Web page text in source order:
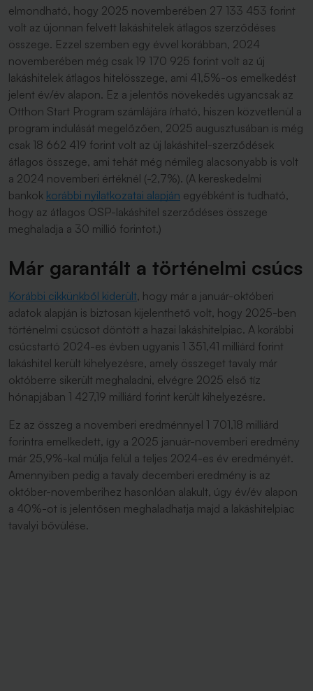
elmondható, hogy 2025 novemberében 27 133 453 forint
volt az újonnan felvett lakáshitelek átlagos szerződéses
összege. Ezzel szemben egy évvel korábban, 2024
novemberében még csak 19 170 925 forint volt az új
lakáshitelek átlagos hitelösszege, ami 41,5%-os emelkedést
jelent év/év alapon. Ez a jelentős növekedés ugyancsak az
Otthon Start Program számlájára írható, hiszen közvetlenül a
program indulását megelőzően, 2025 augusztusában is még
csak 18 662 419 forint volt az új lakáshitel-szerződések
átlagos összege, ami tehát még némileg alacsonyabb is volt
a 2024 novemberi értéknél (-2,7%). (A kereskedelmi
bankok korábbi nyilatkozatai alapján egyébként is tudható,
hogy az átlagos OSP-lakáshitel szerződéses összege
meghaladja a 30 millió forintot.)
Már garantált a történelmi csúcs
Korábbi cikkünkből kiderült, hogy már a január-októberi
adatok alapján is biztosan kijelenthető volt, hogy 2025-ben
történelmi csúcsot döntött a hazai lakáshitelpiac. A korábbi
csúcstartó 2024-es évben ugyanis 1 351,41 milliárd forint
lakáshitel került kihelyezésre, amely összeget tavaly már
októberre sikerült meghaladni, elvégre 2025 első tíz
hónapjában 1 427,19 milliárd forint került kihelyezésre.
Ez az összeg a novemberi eredménnyel 1 701,18 milliárd
forintra emelkedett, így a 2025 január-novemberi eredmény
már 25,9%-kal múlja felül a teljes 2024-es év eredményét.
Amennyiben pedig a tavaly decemberi eredmény is az
október-novemberihez hasonlóan alakult, úgy év/év alapon
a 40%-ot is jelentősen meghaladhatja majd a lakáshitelpiac
tavalyi bővülése.